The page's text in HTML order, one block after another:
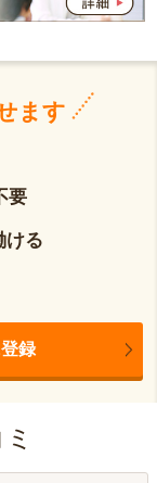
ます
要
ける
録